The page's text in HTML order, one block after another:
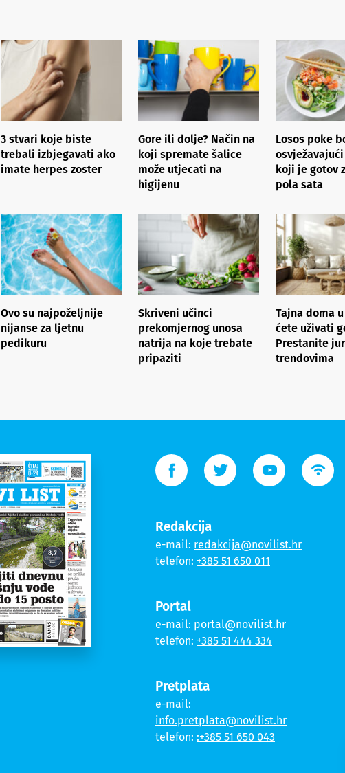
3 stvari koje biste
trebali izbjegavati ako
imate herpes zoster
Gore ili dolje? Način na
koji spremate šalice
može utjecati na
higijenu
Losos poke
koji je gotov
pola sata
Ovo su najpoželjnije
nijanse za ljetnu
pedikuru
Skriveni učinci
prekomjernog unosa
natrija na koje trebate
pripaziti
Tajna doma
ćete uživati
Prestanite
trendovima
Redakcija
e-mail: redakcija@novilist.hr
telefon: +385 51 650 011
Portal
e-mail: portal@novilist.hr
telefon: +385 51 444 334
Pretplata
e-mail:
info.pretplata@novilist.hr
telefon: :+385 51 650 043